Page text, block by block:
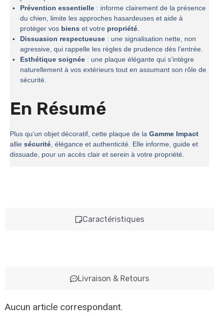
Caractéristiques
Livraison & Retours
Prévention essentielle : informe clairement de la présence
du chien, limite les approches hasardeuses et aide à
protéger vos biens et votre propriété.
Dissuasion respectueuse : une signalisation nette, non
agressive, qui rappelle les règles de prudence dès l’entrée.
Esthétique soignée : une plaque élégante qui s’intègre
naturellement à vos extérieurs tout en assumant son rôle de
sécurité.
En Résumé
Plus qu’un objet décoratif, cette plaque de la Gamme Impact
allie sécurité, élégance et authenticité. Elle informe, guide et
dissuade, pour un accès clair et serein à votre propriété.
Aucun article correspondant.